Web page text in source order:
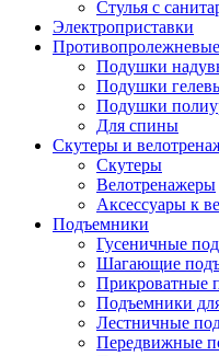
Стулья с
Электроприставки
Подушки
Подушки
Подушки
Для спины
Скутеры и
Скутеры
Велотренажеры
Аксессуары к
Подъемники
Гусеничные
Шагающие
Прикроватные
Подъемники
Лестничные
Передвижные